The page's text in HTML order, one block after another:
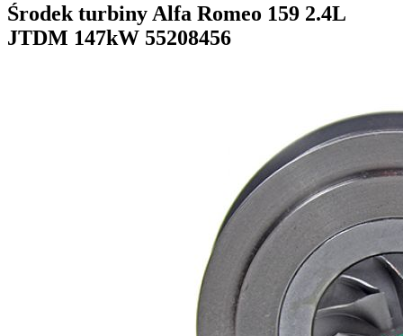
Środek turbiny Alfa Romeo 159 2.4L
JTDM 147kW 55208456